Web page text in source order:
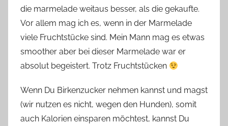
die marmelade weitaus besser, als die gekaufte.
Vor allem mag ich es, wenn in der Marmelade
viele Fruchtstücke sind. Mein Mann mag es etwas
smoother aber bei dieser Marmelade war er
absolut begeistert. Trotz Fruchtstücken
Wenn Du Birkenzucker nehmen kannst und magst
(wir nutzen es nicht, wegen den Hunden), somit
auch Kalorien einsparen möchtest, kannst Du